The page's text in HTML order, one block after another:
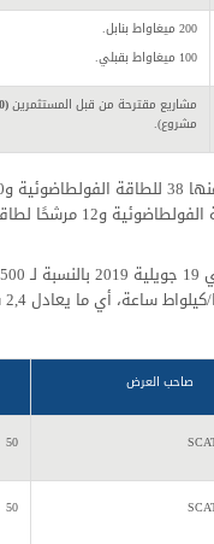
200 ميغاواط بنابل.
100 ميغاواط بقبلي.
مشاريع مقترحة من قبل المستثمرين(100
مشروع).
وفي هذا السياق
صاحب العرض
50
50